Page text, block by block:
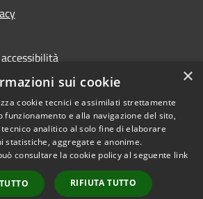
Copyright © 2026 • Comune di
Palazzo Adriano • Powered by
Municipium•Accesso
redazione
×
sui cookie
cookie tecnici e assimilati strettamente
funzionamento e alla navigazione del sito,
analitico al solo fine di elaborare
statistiche, aggregate e anonime.
consultare la cookie policy al seguente link
RIFIUTA TUTTO